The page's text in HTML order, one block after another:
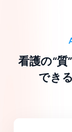
看護の“
できる